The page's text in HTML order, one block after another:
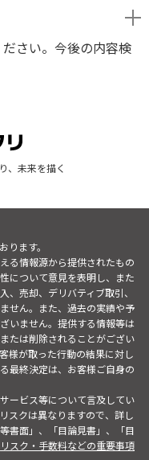
さい。今後の内容検
、未来を描く
ます。
る情報源から提供されたもの
について意見を表明し、また
、売却、デリバティブ取引、
せん。また、過去の実績や予
いません。提供する情報等は
たは削除されることがござい
様が取った行動の結果に対し
最終決定は、お客様ご自身の
ービス等について言及してい
スクは異なりますので、詳し
書面」、「目論見書」、「目
リスク・手数料などの重要事項